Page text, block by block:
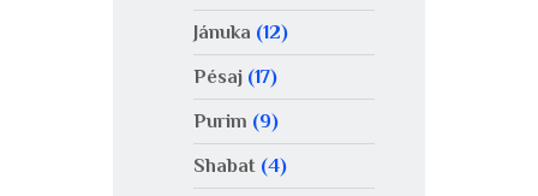
Jánuka (12)
Pésaj(17)
Purim (9)
Shabat (4)